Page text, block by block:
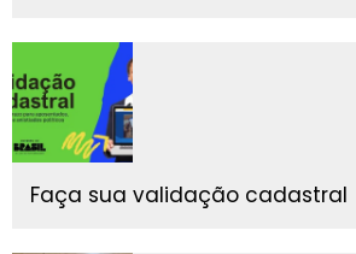
Faça sua validação cadastral